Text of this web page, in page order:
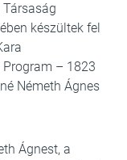
készültek fel
Program – 1823
Németh Ágnes
Ágnest, a